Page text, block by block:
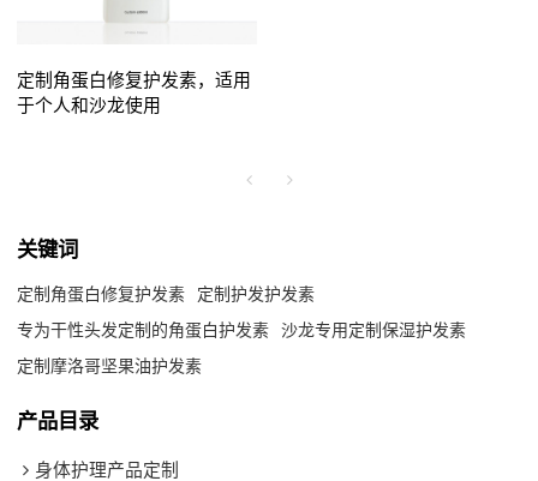
定制角蛋白修复护发素，适用
于个人和沙龙使用
关键词
定制角蛋白修复护发素
定制护发护发素
专为干性头发定制的角蛋白护发素
沙龙专用定制保湿护发素
定制摩洛哥坚果油护发素
产品目录
身体护理产品定制